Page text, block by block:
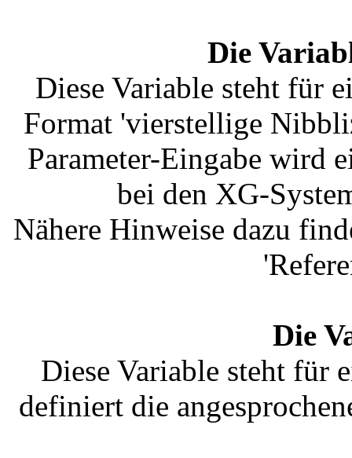
Die
Diese Variable steht für
Format 'vierstellige
Parameter-Eingabe wird
bei den XG-
Nähere Hinweise dazu
Die
Diese Variable steht für
definiert die